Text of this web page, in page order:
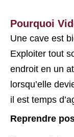
Pourquoi
Une cave est
Exploiter tout
endroit en un
lorsqu’elle
il est temps
Reprendre